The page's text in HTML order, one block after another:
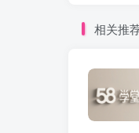
相关推